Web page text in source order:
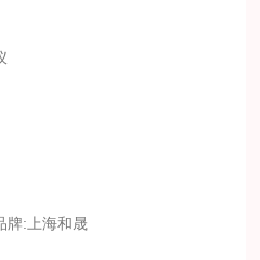
牌:上海和晟